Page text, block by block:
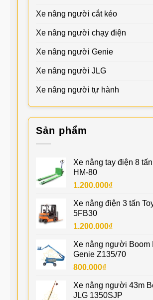
Xe nâng người cắt kéo
Xe nâng người chạy điện
Xe nâng người Genie
Xe nâng người JLG
Xe nâng người tự hành
Sản phẩm
Xe nâng tay điện 8
HM-80
1.200.000₫
Xe nâng điện 3 tấn
5FB30
1.200.000₫
Xe nâng người Boom
Genie Z135/70
800.000₫
Xe nâng người 43m
JLG 1350SJP